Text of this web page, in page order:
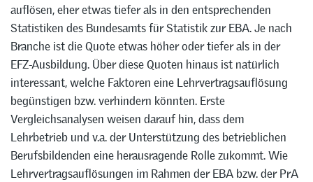
auflösen, eher etwas tiefer als in den entsprechenden
Statistiken des Bundesamts für Statistik zur EBA. Je nach
Branche ist die Quote etwas höher oder tiefer als in der
EFZ-Ausbildung. Über diese Quoten hinaus ist natürlich
interessant, welche Faktoren eine Lehrvertragsauflösung
begünstigen bzw. verhindern könnten. Erste
Vergleichsanalysen weisen darauf hin, dass dem
Lehrbetrieb und v.a. der Unterstützung des betrieblichen
Berufsbildenden eine herausragende Rolle zukommt. Wie
Lehrvertragsauflösungen im Rahmen der EBA bzw. der PrA